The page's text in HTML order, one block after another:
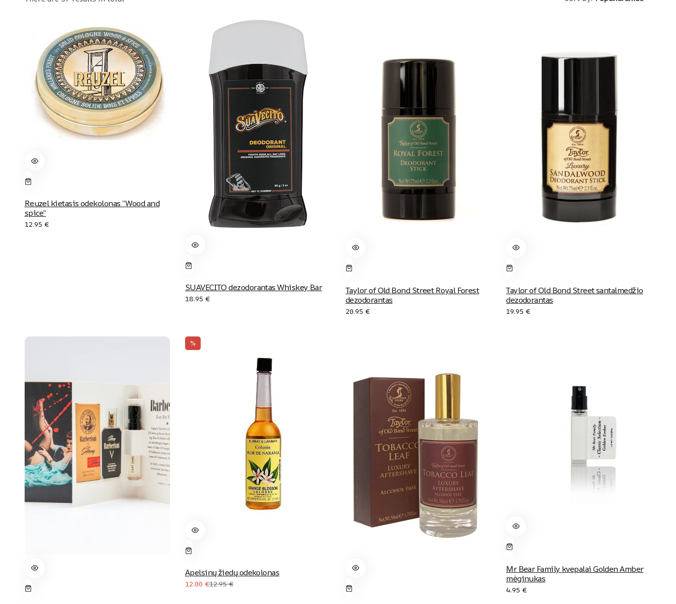
Reuzel kietasis odekolonas “Wood and
spice”
12.95 €
SUAVECITO dezodorantas Whiskey Bar
18.95 €
Taylor of Old Bond Street Royal Forest
dezodorantas
20.95 €
Taylor of Old Bond Street santalmedžio
dezodorantas
19.95 €
%
Apelsinų žiedų odekolonas
12.95€Original
12.00 €
Current
Mr Bear Family kvepalai Golden Amber
mėginukas
4.95 €